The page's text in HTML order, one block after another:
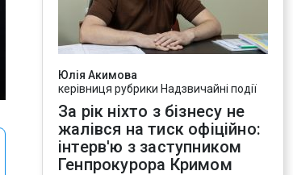
Юлія Акимова
керівниця рубрики Надзвичайні події
За рік ніхто з бізнесу не
жалівся на тиск офіційно:
інтерв'ю з заступником
Генпрокурора Кримом